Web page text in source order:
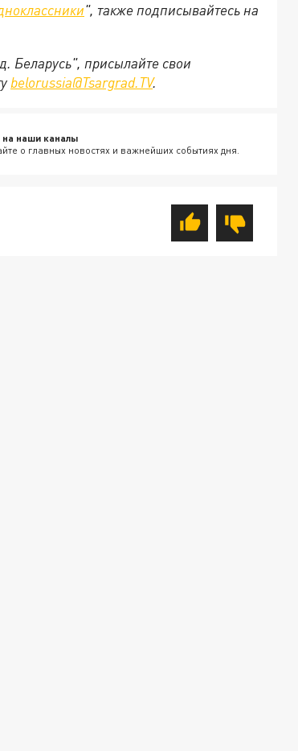
", также подписывайтесь на
Беларусь", присылайте свои
belorussia@Tsargrad.TV.
на наши каналы
о главных новостях и важнейших событиях дня.